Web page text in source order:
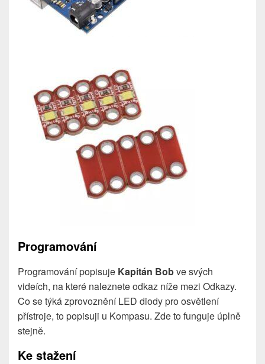
Programování
Programování popisuje Kapitán Bobve svých
videích, na které naleznete odkaz níže mezi Odkazy.
Co se týká zprovoznění LED diody pro osvětlení
přístroje, to popisuji u Kompasu. Zde to funguje úplně
stejně.
Ke stažení